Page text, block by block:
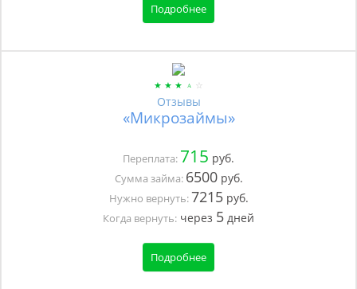
Подробнее
Отзывы
«Микрозаймы»
Переплата: 715 руб.
Сумма займа: 6500руб.
Нужно вернуть:7215руб.
Когда вернуть: через 5 дней
Подробнее